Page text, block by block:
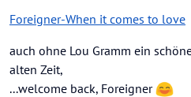
Foreigner-When it comes to love
auch ohne Lou Gramm ein
alten Zeit,
...welcome back, Foreigner